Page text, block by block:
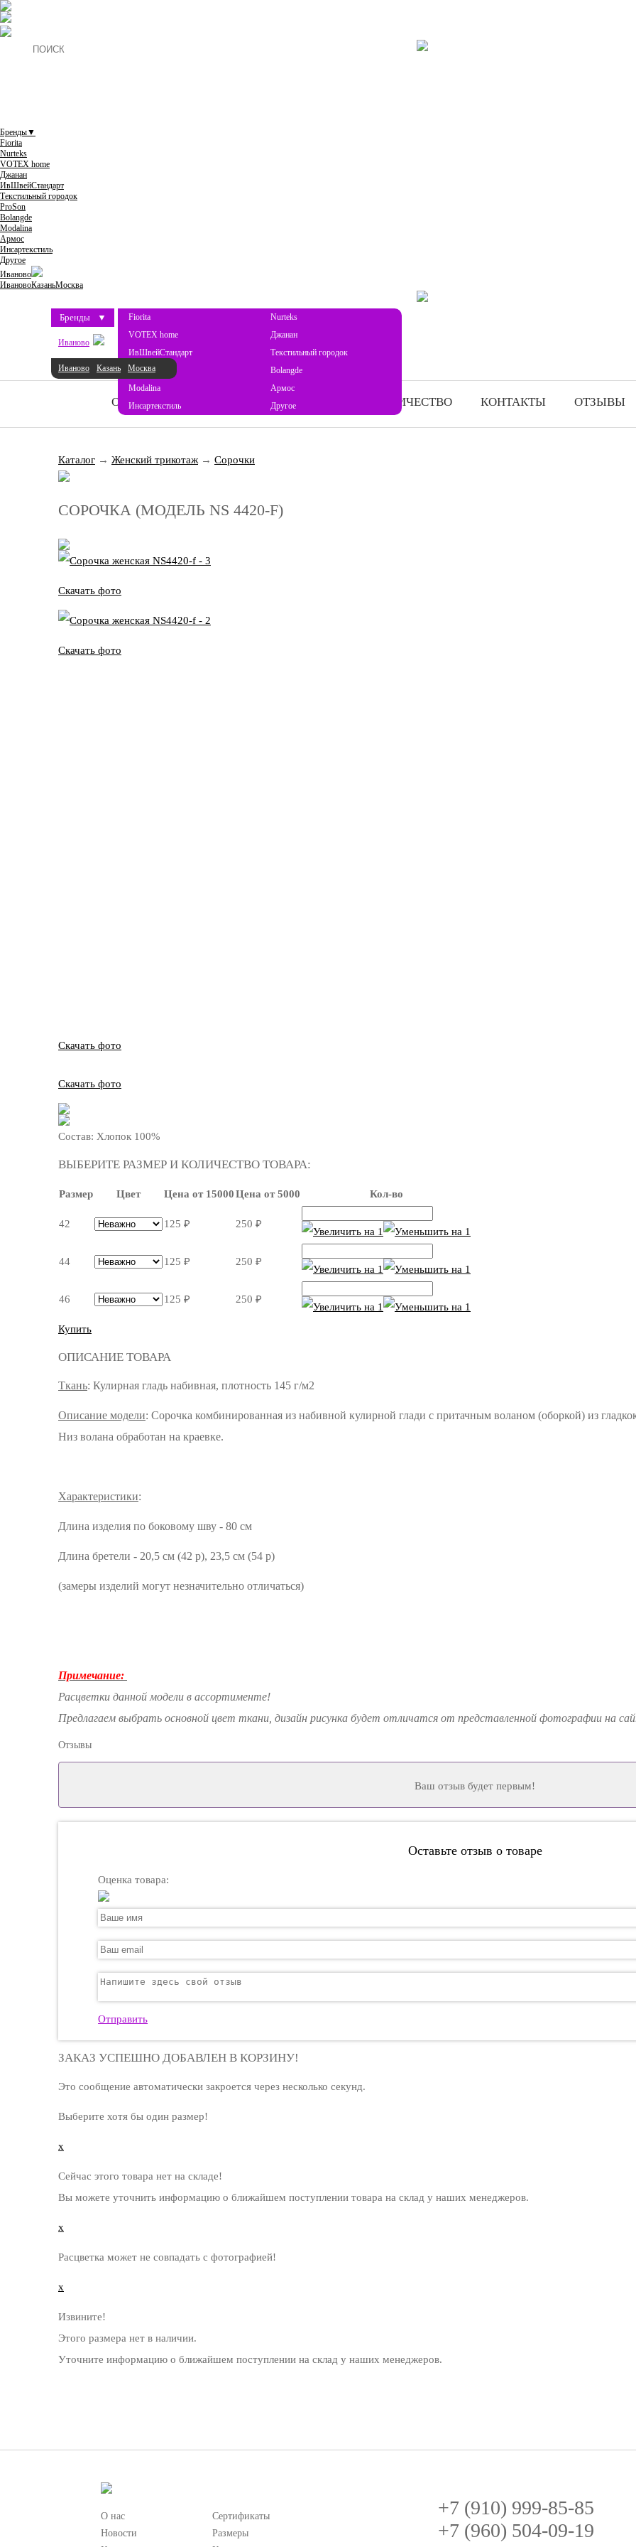
Бренды▼
Fiorita
Nurteks
VOTEX home
Джанан
ИвШвейСтандарт
Текстильный городок
ProSon
Bolangde
Modalina
Армос
Инсартекстиль
Другое
Иваново
ИвановоКазаньМосква
Бренды ▼ Fiorita
Nurteks
VOTEX home
Джанан
ИвШвейСтандарт
Текстильный городок
ProSon
Bolangde
Modalina
Армос
Инсартекстиль
Другое
Иваново
Иваново Казань Москва
О НАС НОВОСТИ КАТАЛОГ СОТРУДНИЧЕСТВО КОНТАКТЫ ОТЗЫВЫ
Каталог → Женский трикотаж → Сорочки
СОРОЧКА (МОДЕЛЬ NS 4420-F)
Скачать фото
Скачать фото
Скачать фото
Скачать фото
Состав: Хлопок 100%
ВЫБЕРИТЕ РАЗМЕР И КОЛИЧЕСТВО ТОВАРА:
Размер Цвет Цена от 15000Цена от 5000 Кол-во
42 125 ₽ 250 ₽
44 125 ₽ 250 ₽
46 125 ₽ 250 ₽
Купить
ОПИСАНИЕ ТОВАРА
Ткань: Кулирная гладь набивная, плотность 145 г/м2
Описание модели: Сорочка комбинированная из набивной кулирной глади с притачным воланом (оборкой) из
Низ волана обработан на краевке.
Характеристики:
Длина изделия по боковому шву - 80 см
Длина бретели - 20,5 см (42 р), 23,5 см (54 р)
(замеры изделий могут незначительно отличаться)
Примечание:
Расцветки данной модели в ассортименте!
Предлагаем выбрать основной цвет ткани, дизайн рисунка будет отличатся от представленной фотографии на
Отзывы
Ваш отзыв будет первым!
Оставьте отзыв о товаре
Оценка товара:
Отправить
ЗАКАЗ УСПЕШНО ДОБАВЛЕН В КОРЗИНУ!
Это сообщение автоматически закроется через несколько секунд.
Выберите хотя бы один размер!
x
Сейчас этого товара нет на складе!
Вы можете уточнить информацию о ближайшем поступлении товара на склад у наших менеджеров.
x
Расцветка может не совпадать с фотографией!
x
Извините!
Этого размера нет в наличии.
Уточните информацию о ближайшем поступлении на склад у наших менеджеров.
О нас
Новости
Сертификаты
Размеры
+7 (910) 999-85-85
+7 (960) 504-09-19